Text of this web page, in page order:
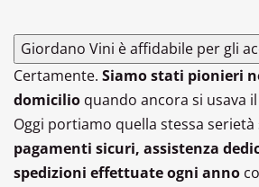
Giordano Vini è affidabile per gli
Certamente. Siamo stati pionieri
domicilio quando ancora si usava
Oggi portiamo quella stessa serietà
pagamenti sicuri, assistenza
spedizioni effettuate ogni anno